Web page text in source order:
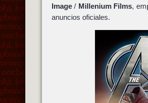
Image/ Millenium Films,
anuncios oficiales.